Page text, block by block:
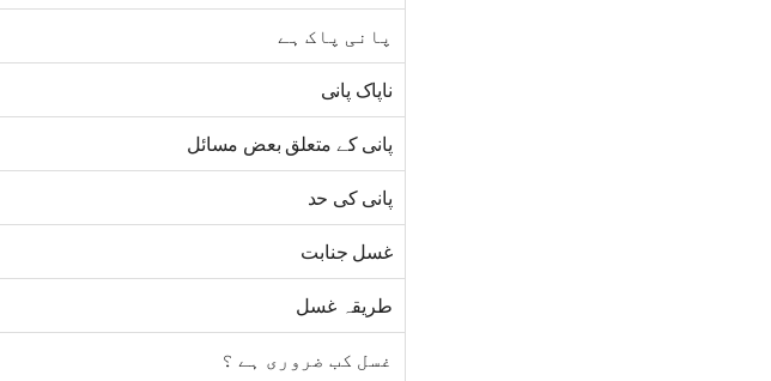
پانی پاک ہے
ناپاک پانی
پانی کے متعلق بعض مسائل
پانی کی حد
غسل جنابت
طریقہ غسل
غسل کب ضروری ہے ؟